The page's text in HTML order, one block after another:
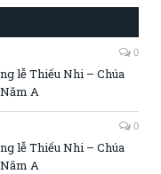
0
lễ Thiếu Nhi – Chúa
A
0
lễ Thiếu Nhi – Chúa
A